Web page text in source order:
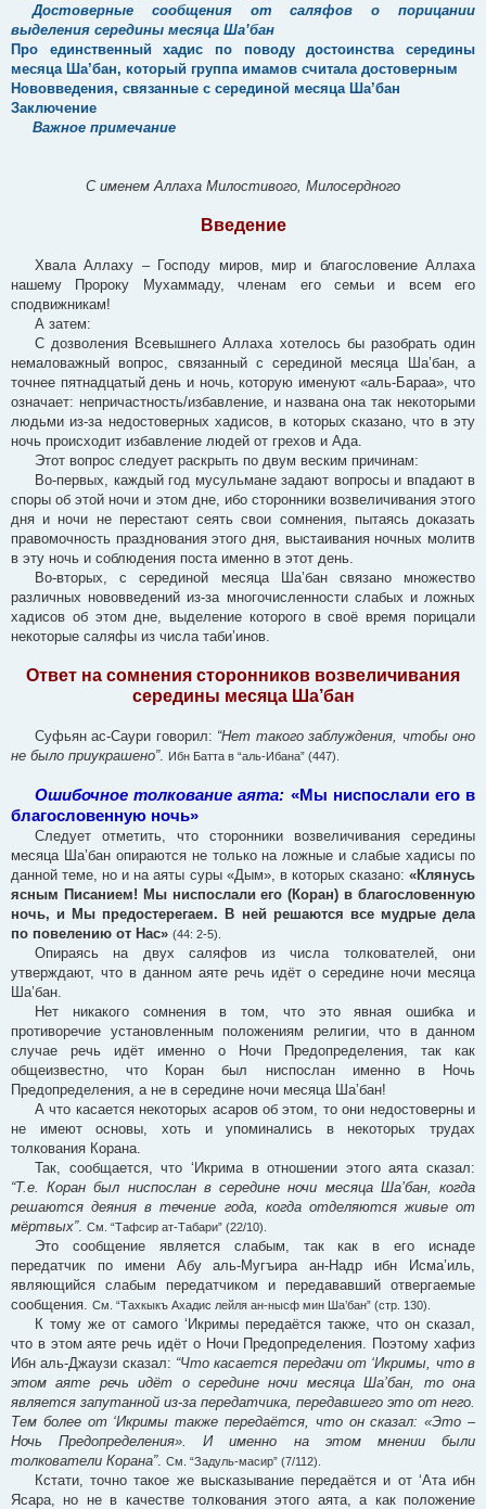
Достоверные сообщения от саляфов о порицании
выделения середины месяца Ша’бан
Про единственный хадис по поводу достоинства середины
месяца Ша’бан, который группа имамов считала достоверным
Нововведения, связанные с серединой месяца Ша’бан
Заключение
Важное примечание
С именем Аллаха Милостивого, Милосердного
Введение
Хвала Аллаху – Господу миров, мир и благословение Аллаха
нашему Пророку Мухаммаду, членам его семьи и всем его
сподвижникам!
А затем:
С дозволения Всевышнего Аллаха хотелось бы разобрать один
немаловажный вопрос, связанный с серединой месяца Ша’бан, а
точнее пятнадцатый день и ночь, которую именуют «аль-Бараа», что
означает: непричастность/избавление, и названа она так некоторыми
людьми из-за недостоверных хадисов, в которых сказано, что в эту
ночь происходит избавление людей от грехов и Ада.
Этот вопрос следует раскрыть по двум веским причинам:
Во-первых, каждый год мусульмане задают вопросы и впадают в
споры об этой ночи и этом дне, ибо сторонники возвеличивания этого
дня и ночи не перестают сеять свои сомнения, пытаясь доказать
правомочность празднования этого дня, выстаивания ночных молитв
в эту ночь и соблюдения поста именно в этот день.
Во-вторых, с серединой месяца Ша’бан связано множество
различных нововведений из-за многочисленности слабых и ложных
хадисов об этом дне, выделение которого в своё время порицали
некоторые саляфы из числа таби’инов.
Ответ на сомнения сторонников возвеличивания
середины месяца Ша’бан
Суфьян ас-Саури говорил: “Нет такого заблуждения, чтобы оно
не было приукрашено”. Ибн Батта в “аль-Ибана” (447).
Ошибочное толкование аята: «Мы ниспослали его в
благословенную ночь»
Следует отметить, что сторонники возвеличивания середины
месяца Ша’бан опираются не только на ложные и слабые хадисы по
данной теме, но и на аяты суры «Дым», в которых сказано: «Клянусь
ясным Писанием! Мы ниспослали его (Коран) в благословенную
ночь, и Мы предостерегаем. В ней решаются все мудрые дела
по повелению от Нас» (44: 2-5).
Опираясь на двух саляфов из числа толкователей, они
утверждают, что в данном аяте речь идёт о середине ночи месяца
Ша’бан.
Нет никакого сомнения в том, что это явная ошибка и
противоречие установленным положениям религии, что в данном
случае речь идёт именно о Ночи Предопределения, так как
общеизвестно, что Коран был ниспослан именно в Ночь
Предопределения, а не в середине ночи месяца Ша’бан!
А что касается некоторых асаров об этом, то они недостоверны и
не имеют основы, хоть и упоминались в некоторых трудах
толкования Корана.
Так, сообщается, что ‘Икрима в отношении этого аята сказал:
“Т.е. Коран был ниспослан в середине ночи месяца Ша’бан, когда
решаются деяния в течение года, когда отделяются живые от
мёртвых”. См. “Тафсир ат-Табари” (22/10).
Это сообщение является слабым, так как в его иснаде
передатчик по имени Абу аль-Мугъира ан-Надр ибн Исма’иль,
являющийся слабым передатчиком и передававший отвергаемые
сообщения.
См. “Тахкыкъ Ахадис лейля ан-нысф мин Ша’бан” (стр. 130).
К тому же от самого ‘Икримы передаётся также, что он сказал,
что в этом аяте речь идёт о Ночи Предопределения. Поэтому хафиз
Ибн аль-Джаузи сказал: “Что касается передачи от ‘Икримы, что в
этом аяте речь идёт о середине ночи месяца Ша’бан, то она
является запутанной из-за передатчика, передавшего это от него.
Тем более от ‘Икримы также передаётся, что он сказал: «Это –
Ночь Предопределения». И именно на этом мнении были
толкователи Корана”. См. “Задуль-масир” (7/112).
Кстати, точно такое же высказывание передаётся и от ‘Ата ибн
Ясара, но не в качестве толкования этого аята, а как положение